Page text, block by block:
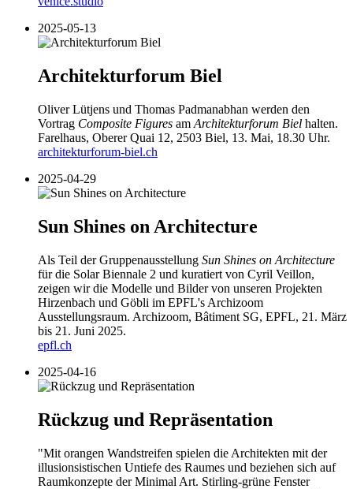
2025-05-13
Architekturforum Biel
Oliver Lütjens und Thomas Padmanabhan werden den
Vortrag Composite Figures am Architekturforum Biel halten.
Farelhaus, Oberer Quai 12, 2503 Biel, 13. Mai, 18.30 Uhr.
architekturforum-biel.ch
2025-04-29
Sun Shines on Architecture
Als Teil der Gruppenausstellung Sun Shines on Architecture
für die Solar Biennale 2 und kuratiert von Cyril Veillon,
zeigen wir die Modelle und Bilder von unseren Projekten
Hirzenbach und Göbli im EPFL's Archizoom
Ausstellungsraum. Archizoom, Bâtiment SG, EPFL, 21. März
bis 21. Juni 2025.
epfl.ch
2025-04-16
Rückzug und Repräsentation
"Mit orangen Wandstreifen spielen die Architekten mit der
illusionsistischen Untiefe des Raumes und beziehen sich auf
Raumkonzepte der Minimal Art. Stirling-grüne Fenster